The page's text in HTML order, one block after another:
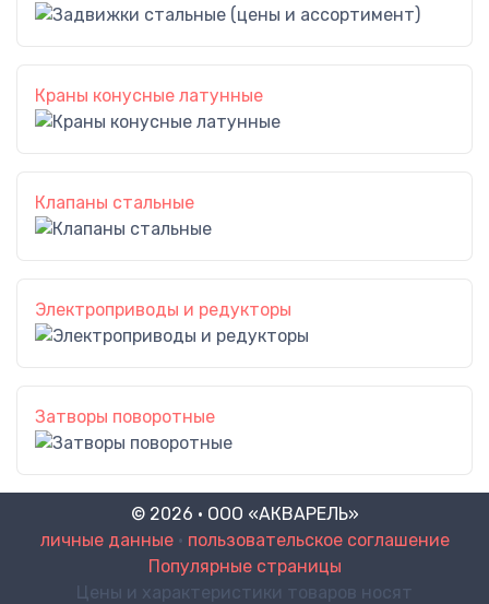
Краны конусные латунные
Клапаны стальные
Электроприводы и редукторы
Затворы поворотные
© 2026 · ООО «АКВАРЕЛЬ»
личные данные• пользовательское соглашение
Популярные страницы
Цены и характеристики товаров носят